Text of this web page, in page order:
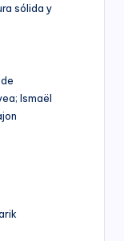
sólida y
Ismaël